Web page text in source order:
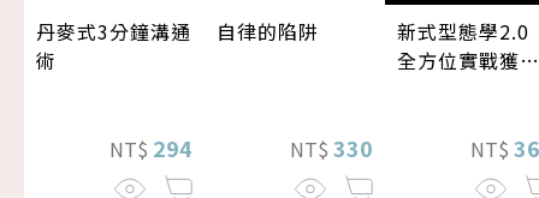
丹麥式3分鐘溝通
術
NT$ 294
自律的陷阱
NT$ 330
新式型態學
全方位實戰獲利
NT$